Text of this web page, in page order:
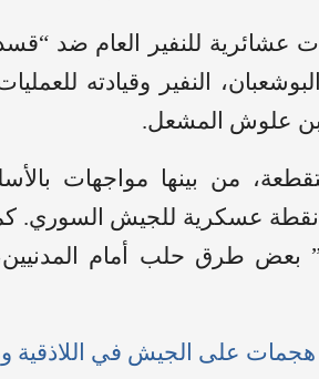
عشائرية للنفير العام ضد
النفير وقيادته
بن علوش المشعل.
من بينها مواجهات
نقطة عسكرية للجيش السوري.
بعض طرق حلب أمام
على الجيش في اللاذقية